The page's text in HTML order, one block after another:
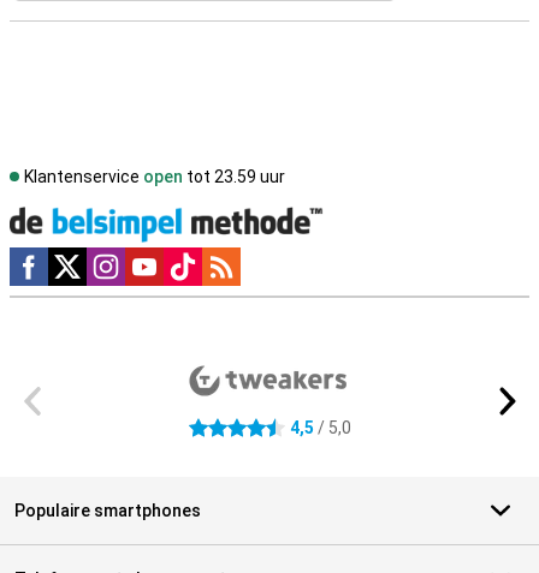
Klantenservice open tot 23.59 uur
Social media
4.5 sterren 4,5 / 5,0
Populaire smartphones